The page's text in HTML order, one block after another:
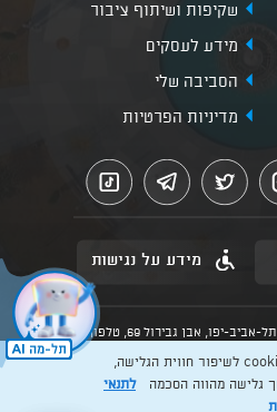
שקיפות ושיתוף ציבור
מידע לעסקים
הסביבה שלי
מדיניות הפרטיות
מידע על נגישות
כל הזכויות שמורות לעיריית תל-אביב-יפו, אבן גבירול 69, טלפון:
הדין הרלוונטיות כפי שתהיינה
מעת לעת
אנו משתמשים בקבצי cookies לשיפור חווית הגלישה,
גלישה מהווה הסכמהלתנאי